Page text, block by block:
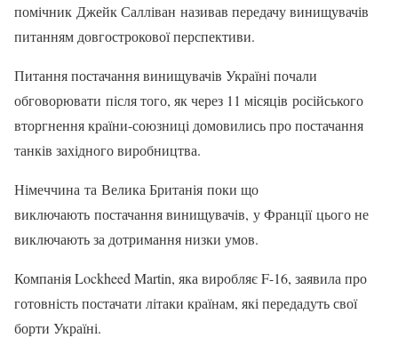
помічник Джейк Салліван називав передачу винищувачів
питанням довгострокової перспективи.
Питання постачання винищувачів Україні почали
обговорювати після того, як через 11 місяців російського
вторгнення країни-союзниці домовились про постачання
танків західного виробництва.
Німеччина та Велика Британія поки що
виключають постачання винищувачів, у Франції цього не
виключають за дотримання низки умов.
Компанія Lockheed Martin, яка виробляє F-16, заявила про
готовність постачати літаки країнам, які передадуть свої
борти Україні.